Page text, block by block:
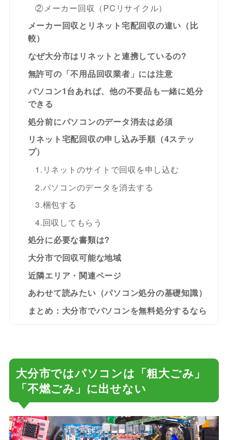
②メーカー回収（PCリサイクル）
メーカー回収とリネット宅配回収の違い（比
較）
なぜ大分市はリネットと連携しているの?
無許可の「不用品回収業者」には注意
パソコン1台あれば、他の不要品も一緒に処分
できる
処分前にパソコンのデータ消去は必須
リネット宅配回収の申し込み手順（4ステッ
プ）
1.リネットのサイトで回収を申し込む
2.パソコンのデータを消去する
3.梱包する
4.回収してもらう
処分に必要な書類は?
大分市で回収可能な地域
近隣エリア・関連ページ
あわせて読みたい（パソコン処分の基礎知識）
まとめ：大分市でパソコンを無料処分するなら
大分市ではパソコンは「粗大ごみ」
「不燃ごみ」に出せない